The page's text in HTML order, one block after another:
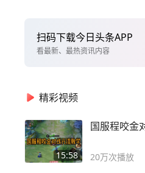
扫码下载今日头条APP
看最新、最热资讯内容
精彩视频
15:58
国服程咬金
20万次播放